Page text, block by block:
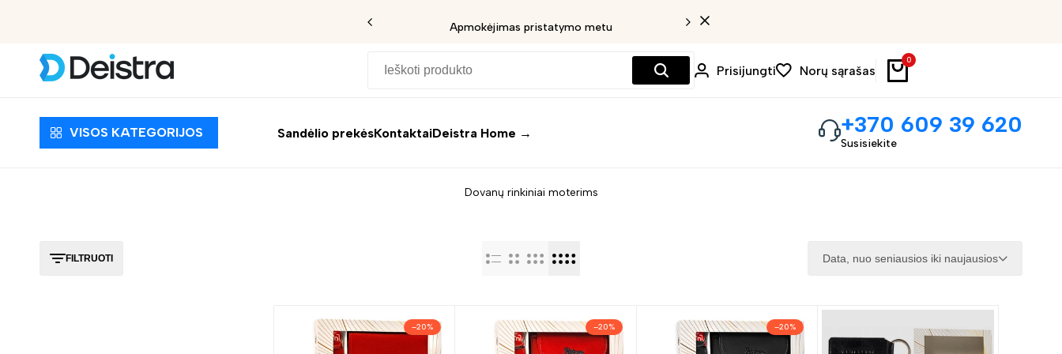
Išpardavimas iki 30%
Prisijungti Norų sąrašas
0
VISOS KATEGORIJOS Sandėlio prekėsKontaktaiDeistra Home → +370 609 39 620
Susisiekite
Dovanų rinkiniai moterims
FILTRUOTI Data, nuo seniausios iki naujausios
–20% –20% –20%